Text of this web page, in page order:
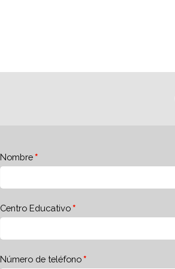
Nombre
Centro Educativo
Número de teléfono